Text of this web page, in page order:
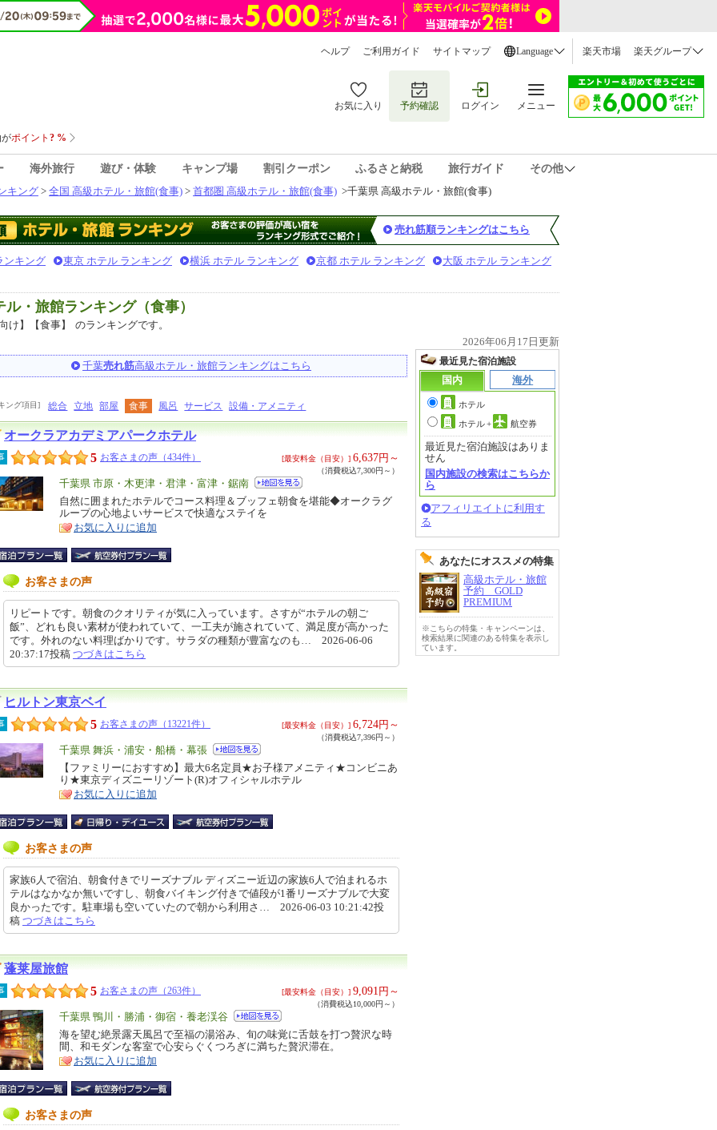
ヘルプ ご利用ガイド サイトマップ Language 楽天市場 楽天グループ
お気に入り 予約確認 ログイン メニュー
海外旅行 遊び・体験 キャンプ場 割引クーポン ふるさと納税 旅行ガイド
その他
キング > 全国 高級ホテル・旅館(食事) > 首都圏 高級ホテル・旅館(食事) >千葉県 高級ホテル・旅館(食事)
売れ筋順ランキングはこちら
ンキング 東京 ホテル ランキング 横浜 ホテル ランキング 京都 ホテル ランキング 大阪 ホテル ランキング
・旅館ランキング（食事）
け】【食事】
のランキングです。
2026年06月17日更新
千葉売れ筋高級ホテル・旅館ランキングはこちら
ング項目] 総合 立地 部屋 食事 風呂 サービス 設備・アメニティ
オークラアカデミアパークホテル
5 お客さまの声（434件） [最安料金（目安）] 6,637円～
（消費税込7,300円～）
エ
リ
ア
千葉県 市原・木更津・君津・富津・鋸南
特
徴
自然に囲まれたホテルでコース料理＆ブッフェ朝食を堪能◆オークラグ
ループの心地よいサービスで快適なステイを
お気に入りに追加
お客さまの声
リピートです。朝食のクオリティが気に入っています。さすが“ホテルの朝ご
飯”、どれも良い素材が使われていて、一工夫が施されていて、満足度が高かった
です。外れのない料理ばかりです。サラダの種類が豊富なのも… 2026-06-06
20:37:17投稿 つづきはこちら
ヒルトン東京ベイ
5 お客さまの声（13221件） [最安料金（目安）] 6,724円～
（消費税込7,396円～）
エ
リ
ア
千葉県 舞浜・浦安・船橋・幕張
特
徴
【ファミリーにおすすめ】最大6名定員★お子様アメニティ★コンビニあ
り★東京ディズニーリゾート(R)オフィシャルホテル
お気に入りに追加
お客さまの声
家族6人で宿泊、朝食付きでリーズナブル ディズニー近辺の家族6人で泊まれるホ
テルはなかなか無いですし、朝食バイキング付きで値段が1番リーズナブルで大変
良かったです。駐車場も空いていたので朝から利用さ… 2026-06-03 10:21:42投
稿 つづきはこちら
蓬莱屋旅館
5 お客さまの声（263件） [最安料金（目安）] 9,091 円～
（消費税込10,000円～）
エ
リ
ア
千葉県 鴨川・勝浦・御宿・養老渓谷
特
徴
海を望む絶景露天風呂で至福の湯浴み、旬の味覚に舌鼓を打つ贅沢な時
間、和モダンな客室で心安らぐくつろぎに満ちた贅沢滞在。
お気に入りに追加
お客さまの声
最近見た宿泊施設
国内
海外
ホテル
ホテル+ 航空券
最近見た宿泊施設はありま
せん
国内施設の検索はこちらか
ら
アフィリエイトに利用す
る
あなたにオススメの特集
高級ホテル・旅館
予約 GOLD
PREMIUM
※こちらの特集・キャンペーンは、
検索結果に関連のある特集を表示し
ています。